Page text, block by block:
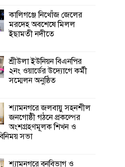
কালিগঞ্জে নিখোঁজ জেলের
মরদেহ অবশেষে মিলল
ইছামতী নদীতে
শ্রীউলা ইউনিয়ন বিএনপির
২নং ওয়ার্ডের উদ্যোগে কর্মী
সম্মেলন অনুষ্ঠিত
শ্যামনগরে জলবায়ু সহনশীল
জনগোষ্ঠী গঠনে প্রকল্পের
অংশগ্রহণমূলক শিখন ও
সভা
শ্যামনগরে বনবিভাগ ও